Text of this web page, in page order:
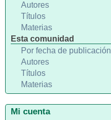
Autores
Títulos
Materias
Esta comunidad
Por fecha de publicación
Autores
Títulos
Materias
Mi cuenta